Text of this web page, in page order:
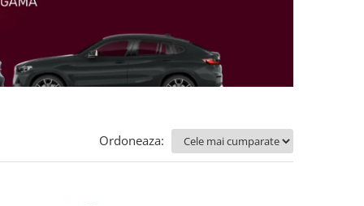
Ordoneaza: